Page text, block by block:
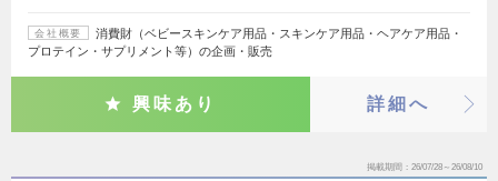
会社概要
消費財（ベビースキンケア用品・スキンケア用品・ヘアケア用品・
プロテイン・サプリメント等）の企画・販売
興味あり 詳細へ
掲載期間 26/07/28～26/08/10